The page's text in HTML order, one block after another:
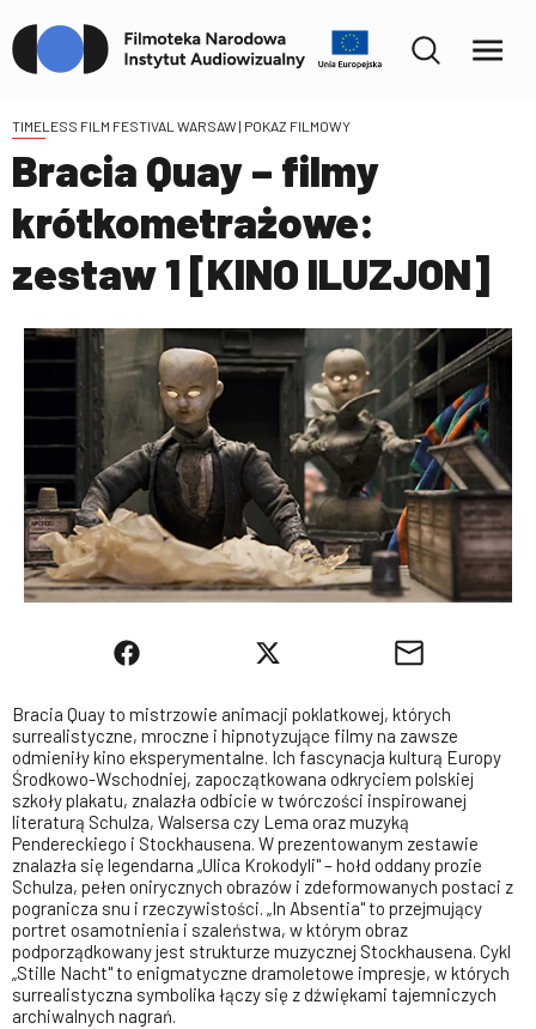
TIMELESS FILM FESTIVAL WARSAW | POKAZ FILMOWY
Bracia Quay – filmy
krótkometrażowe:
zestaw 1 [KINO ILUZJON]
Bracia Quay to mistrzowie animacji poklatkowej, których
surrealistyczne, mroczne i hipnotyzujące filmy na zawsze
odmieniły kino eksperymentalne. Ich fascynacja kulturą Europy
Środkowo-Wschodniej, zapoczątkowana odkryciem polskiej
szkoły plakatu, znalazła odbicie w twórczości inspirowanej
literaturą Schulza, Walsersa czy Lema oraz muzyką
Pendereckiego i Stockhausena. W prezentowanym zestawie
znalazła się legendarna „Ulica Krokodyli" – hołd oddany prozie
Schulza, pełen onirycznych obrazów i zdeformowanych postaci z
pogranicza snu i rzeczywistości. „In Absentia" to przejmujący
portret osamotnienia i szaleństwa, w którym obraz
podporządkowany jest strukturze muzycznej Stockhausena. Cykl
„Stille Nacht" to enigmatyczne dramoletowe impresje, w których
surrealistyczna symbolika łączy się z dźwiękami tajemniczych
archiwalnych nagrań.